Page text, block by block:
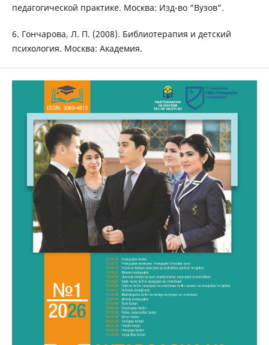
педагогической практике. Москва: Изд-во “Вузов”.
6. Гончарова, Л. П. (2008). Библиотерапия и детский
психология. Москва: Академия.